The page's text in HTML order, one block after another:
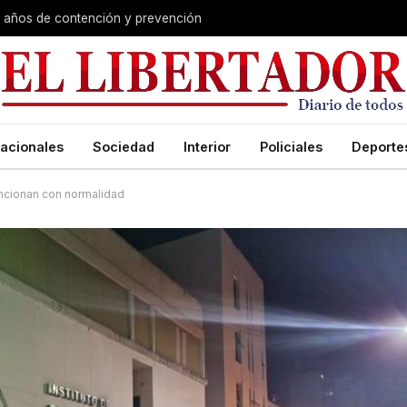
años de contención y prevención
Sociedad Interior Policiales
con normalidad